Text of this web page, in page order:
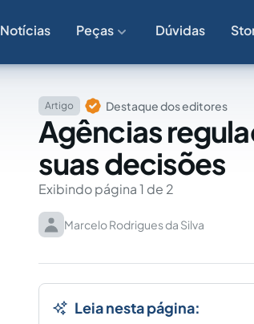
Notícias Peças Dúvidas
Artigo Destaque dos editores
Agências
suas decisões
Exibindo página 1 de 2
Marcelo Rodrigues da Silva
Leia nesta página: